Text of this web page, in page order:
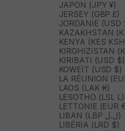
JAPON (JPY ¥)
JERSEY (GBP £)
JORDANIE (USD
KAZAKHSTAN
KENYA (KES
KIRGHIZISTAN
KIRIBATI (USD $)
KOWEÏT (USD $)
LA RÉUNION
LAOS (LAK ₭)
LESOTHO (LSL L)
LETTONIE (EUR
LIBAN (LBP ل.ل)
LIBÉRIA (LRD $)